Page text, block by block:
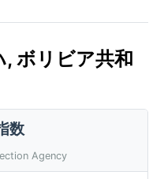
ボリビア共和
数
Agency